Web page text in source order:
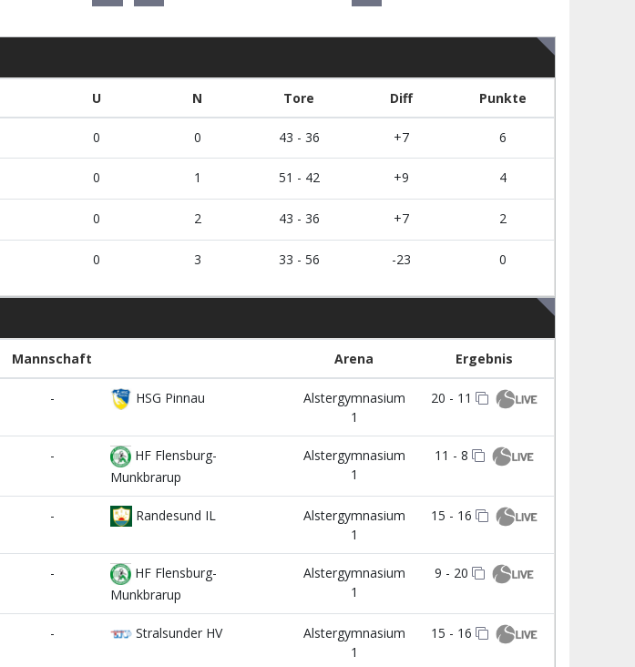
U N Tore Diff Punkte
0 0 43 - 36 +7 6
0 1 51 - 42 +9 4
0 2 43 - 36 +7 2
0 3 33 - 56 -23 0
Mannschaft Arena Ergebnis
- HSG Pinnau
Alstergymnasium
1
20 - 11
-
HF Flensburg-
Munkbrarup
Alstergymnasium
1
11 - 8
- Randesund IL
Alstergymnasium
1
15 - 16
-
HF Flensburg-
Munkbrarup
Alstergymnasium
1
9 - 20
- Stralsunder HV
Alstergymnasium
1
15 - 16